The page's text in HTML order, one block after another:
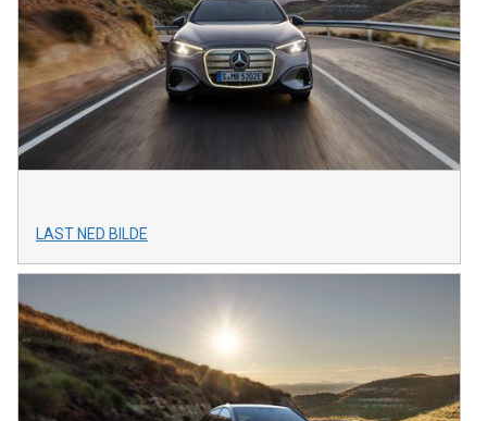
LAST NED BILDE